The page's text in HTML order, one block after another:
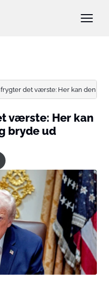
det værste: Her kan den
værste: Her kan
bryde ud